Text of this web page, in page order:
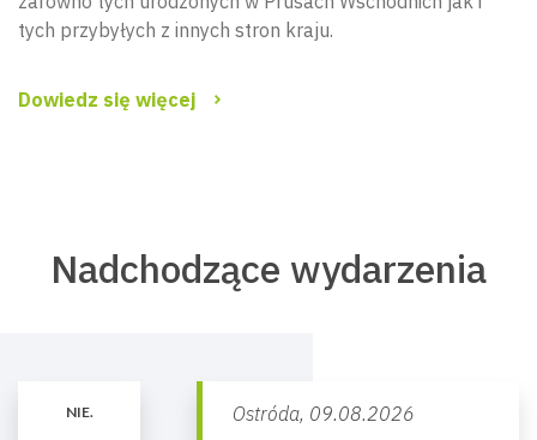
tych przybyłych z innych stron kraju.
Dowiedz się więcej
Nadchodzące wydarzenia
NIE. Ostróda, 09.08.2026